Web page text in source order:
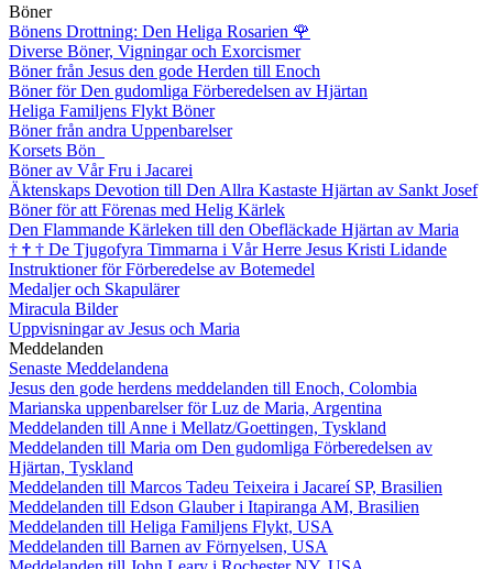
Böner
Bönens Drottning: Den Heliga Rosarien 🌹
Diverse Böner, Vigningar och Exorcismer
Böner från Jesus den gode Herden till Enoch
Böner för Den gudomliga Förberedelsen av Hjärtan
Heliga Familjens Flykt Böner
Böner från andra Uppenbarelser
Korsets Bön
Böner av Vår Fru i Jacarei
Äktenskaps Devotion till Den Allra Kastaste Hjärtan av Sankt Josef
Böner för att Förenas med Helig Kärlek
Den Flammande Kärleken till den Obefläckade Hjärtan av Maria
† † † De Tjugofyra Timmarna i Vår Herre Jesus Kristi Lidande
Instruktioner för Förberedelse av Botemedel
Medaljer och Skapulärer
Miracula Bilder
Uppvisningar av Jesus och Maria
Meddelanden
Senaste Meddelandena
Jesus den gode herdens meddelanden till Enoch, Colombia
Marianska uppenbarelser för Luz de Maria, Argentina
Meddelanden till Anne i Mellatz/Goettingen, Tyskland
Meddelanden till Maria om Den gudomliga Förberedelsen av
Hjärtan, Tyskland
Meddelanden till Marcos Tadeu Teixeira i Jacareí SP, Brasilien
Meddelanden till Edson Glauber i Itapiranga AM, Brasilien
Meddelanden till Heliga Familjens Flykt, USA
Meddelanden till Barnen av Förnyelsen, USA